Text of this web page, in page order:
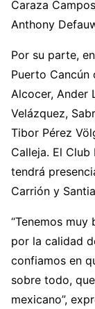
Caraza
Anthony
Por su parte,
Puerto Cancún
Alcocer, Ander
Velázquez,
Tibor Pérez
Calleja. El
tendrá
Carrión y
“Tenemos
por la calidad
confiamos en
sobre todo,
mexicano”,